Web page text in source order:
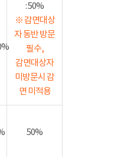
: 50%
※ 감면대상
자 동반 방문
필수,
감면대상자
미방문시 감
면 미적용
50%